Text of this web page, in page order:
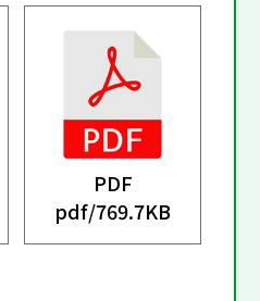
PDF
pdf/769.7KB